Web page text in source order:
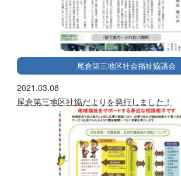
尾倉第三地区社会福祉協議会
2021.03.08
尾倉第三地区社協だよりを発行しました！